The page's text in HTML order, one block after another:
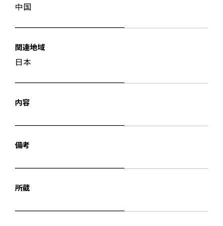
中国
関連地域
日本
内容
備考
所蔵